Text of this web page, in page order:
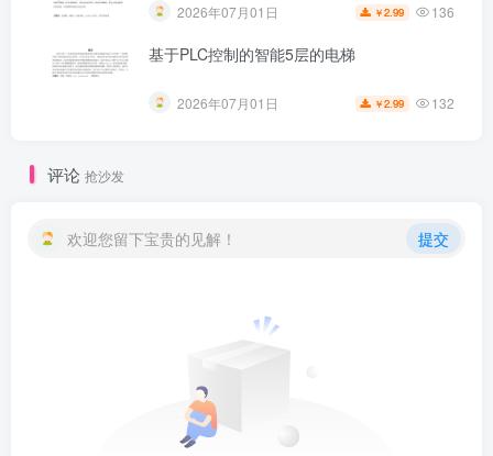
2026年07月01日 ￥2.99 136
基于PLC控制的智能5层的电梯
2026年07月01日 ￥2.99 132
评论 抢沙发
欢迎您留下宝贵的见解！ 提交